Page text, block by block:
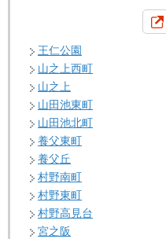
王仁公園
山之上西町
山之上
山田池東町
山田池北町
養父東町
養父丘
村野南町
村野東町
村野高見台
宮之阪